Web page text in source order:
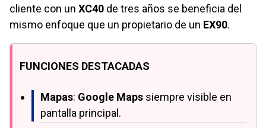
cliente con un XC40 de tres años se beneficia del
mismo enfoque que un propietario de un EX90.
FUNCIONES DESTACADAS
Mapas: Google Maps siempre visible en
pantalla principal.